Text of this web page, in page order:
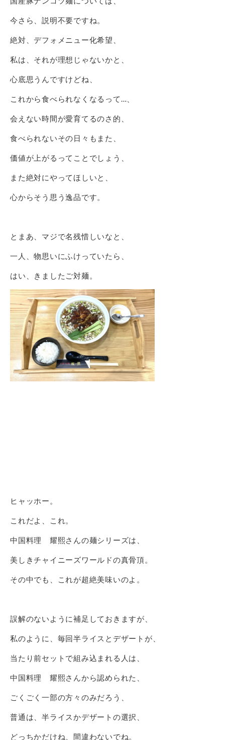
今さら、説明不要ですね。
絶対、デフォメニュー化希望、
私は、それが理想じゃないかと、
心底思うんですけどね、
これから食べられなくなるって…、
会えない時間が愛育てるのさ的、
食べられないその日々もまた、
価値が上がるってことでしょう、
また絶対にやってほしいと、
心からそう思う逸品です。
とまあ、マジで名残惜しいなと、
一人、物思いにふけっていたら、
はい、きましたご対麺。
ヒャッホー。
これだよ、これ。
中国料理 耀熙さんの麺シリーズは、
美しきチャイニーズワールドの真骨頂。
その中でも、これが超絶美味いのよ。
誤解のないように補足しておきますが、
私のように、毎回半ライスとデザートが、
当たり前セットで組み込まれる人は、
中国料理 耀熙さんから認められた、
ごくごく一部の方々のみだろう、
普通は、半ライスかデザートの選択、
どっちかだけね、間違わないでね。